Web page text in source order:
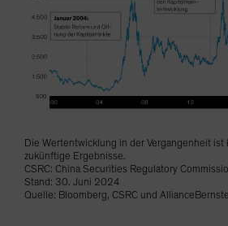
Die Wertentwicklung in der Vergangenheit ist
zukünftige Ergebnisse.
CSRC: China Securities Regulatory
Stand: 30. Juni 2024
Quelle: Bloomberg, CSRC und